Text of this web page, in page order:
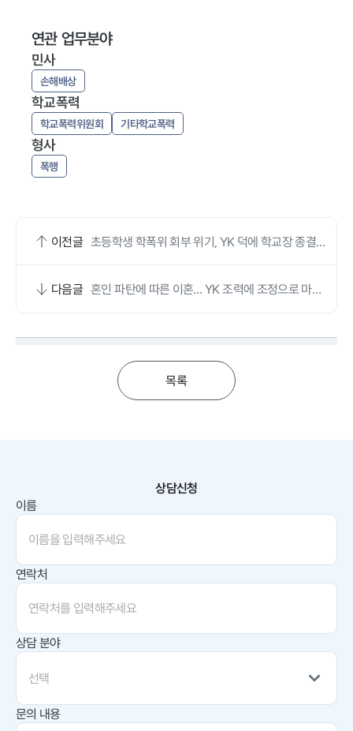
연관 업무분야
민사
손해배상
학교폭력
학교폭력위원회 기타학교폭력
형사
폭행
이전글 초등학생 학폭위 회부 위기, YK 덕에 학교장 종결로
다음글 혼인 파탄에 따른 이혼… YK 조력에 조정으로 마무
목록
상담신청
이름
연락처
상담 분야
선택
문의 내용